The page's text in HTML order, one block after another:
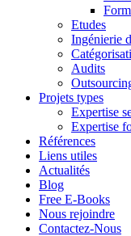
Etudes
Ingénierie
Audits
Projets types
Expertise
Expertise
Références
Liens utiles
Actualités
Blog
Free E-Books
Nous rejoindre
Contactez-Nous